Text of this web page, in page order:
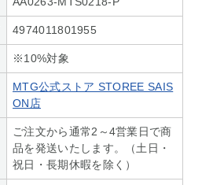
4974011801955
※10%対象
MTG公式ストア STOREE SAIS
ON店
ご注文から通常2～4営業日で商
品を発送いたします。（土日・
祝日・長期休暇を除く）